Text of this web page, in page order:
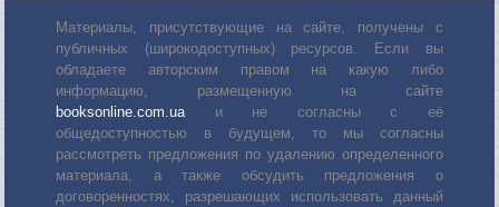
Материалы, присутствующие на сайте, получены с
публичных (широкодоступных) ресурсов. Если вы
обладаете авторским правом на какую либо
информацию, размещенную на сайте
booksonline.com.uaи не согласны с её
общедоступностью в будущем, то мы согласны
рассмотреть предложения по удалению определенного
материала, а также обсудить предложения о
договоренностях, разрешающих использовать данный